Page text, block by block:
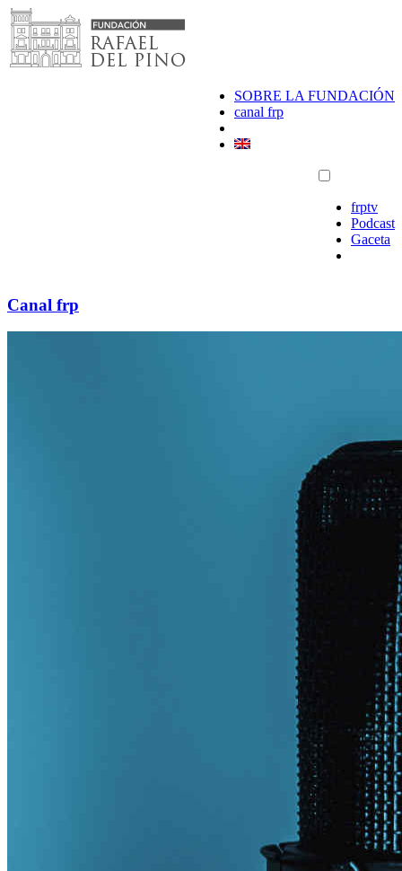
Saltar
al
contenido
SOBRE LA FUNDACIÓN
canal frp
frptv
Podcast
Gaceta
Canal frp